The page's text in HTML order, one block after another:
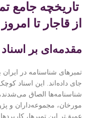
تاریخچه جامع
از قاجار تا امروز
مقدمه‌ای بر
تمبرهای شناسنامه در
جای داده‌اند. این اسناد
شناسنامه‌ها الصاق
مورخان، مجموعه‌داران و
عمیق‌تر این تمبرها،